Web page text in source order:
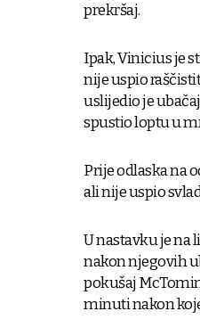
prekršaj.
Ipak, Vinicius je
nije uspio
uslijedio je
spustio loptu u
Prije odlaska na
ali nije uspio
U nastavku je na
nakon njegovih
pokušaj
minuti nakon